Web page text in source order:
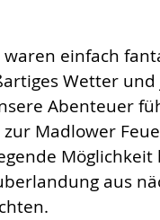
einfach
Wetter und
Abenteuer
Madlower
Möglichkeit
aus